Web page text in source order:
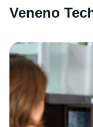
Veneno